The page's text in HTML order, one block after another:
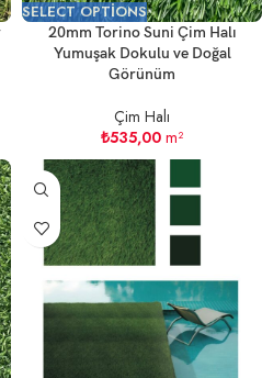
SELECT OPTIONS
20mm Torino Suni Çim Halı
Yumuşak Dokulu ve Doğal
Görünüm
Çim Halı
₺535,00 m²